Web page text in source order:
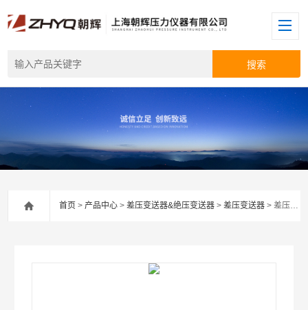
首页 >产品中心 >差压变送器&绝压变送器 >差压变送器 > 差压式液位计